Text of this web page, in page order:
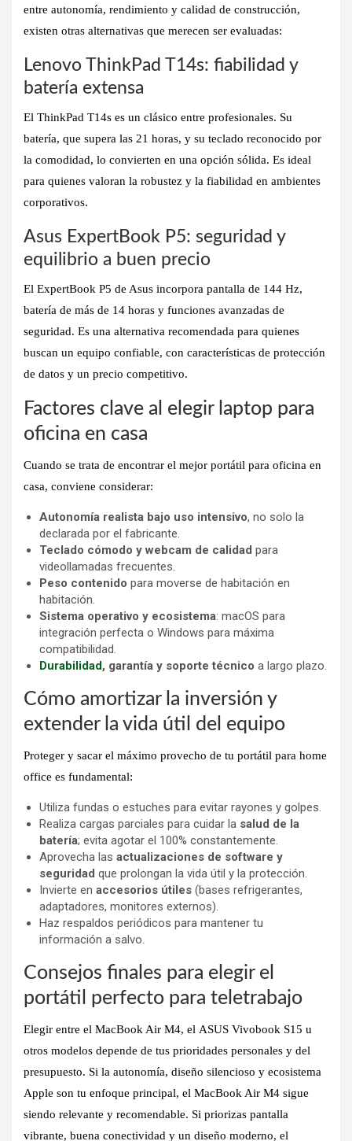
entre autonomía, rendimiento y calidad de construcción,
existen otras alternativas que merecen ser evaluadas:
Lenovo ThinkPad T14s: fiabilidad y
batería extensa
El ThinkPad T14s es un clásico entre profesionales. Su
batería, que supera las 21 horas, y su teclado reconocido por
la comodidad, lo convierten en una opción sólida. Es ideal
para quienes valoran la robustez y la fiabilidad en ambientes
corporativos.
Asus ExpertBook P5: seguridad y
equilibrio a buen precio
El ExpertBook P5 de Asus incorpora pantalla de 144 Hz,
batería de más de 14 horas y funciones avanzadas de
seguridad. Es una alternativa recomendada para quienes
buscan un equipo confiable, con características de protección
de datos y un precio competitivo.
Factores clave al elegir laptop para
oficina en casa
Cuando se trata de encontrar el mejor portátil para oficina en
casa, conviene considerar:
Autonomía realista bajo uso intensivo, no solo la
declarada por el fabricante.
Teclado cómodo y webcam de calidad para
videollamadas frecuentes.
Peso contenido para moverse de habitación en
habitación.
Sistema operativo y ecosistema: macOS para
integración perfecta o Windows para máxima
compatibilidad.
Durabilidad, garantía y soporte técnico a largo plazo.
Cómo amortizar la inversión y
extender la vida útil del equipo
Proteger y sacar el máximo provecho de tu portátil para home
office es fundamental:
Utiliza fundas o estuches para evitar rayones y golpes.
Realiza cargas parciales para cuidar la salud de la
batería; evita agotar el 100% constantemente.
Aprovecha las actualizaciones de software y
seguridad que prolongan la vida útil y la protección.
Invierte en accesorios útiles (bases refrigerantes,
adaptadores, monitores externos).
Haz respaldos periódicos para mantener tu
información a salvo.
Consejos finales para elegir el
portátil perfecto para teletrabajo
Elegir entre el MacBook Air M4, el ASUS Vivobook S15 u
otros modelos depende de tus prioridades personales y del
presupuesto. Si la autonomía, diseño silencioso y ecosistema
Apple son tu enfoque principal, el MacBook Air M4 sigue
siendo relevante y recomendable. Si priorizas pantalla
vibrante, buena conectividad y un diseño moderno, el